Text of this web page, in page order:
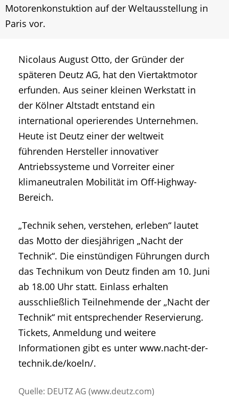
Motorenkonstuktion auf der Weltausstellung in
Paris vor.
Nicolaus August Otto, der Gründer der
späteren Deutz AG, hat den Viertaktmotor
erfunden. Aus seiner kleinen Werkstatt in
der Kölner Altstadt entstand ein
international operierendes Unternehmen.
Heute ist Deutz einer der weltweit
führenden Hersteller innovativer
Antriebssysteme und Vorreiter einer
klimaneutralen Mobilität im Off-Highway-
Bereich.
„Technik sehen, verstehen, erleben“ lautet
das Motto der diesjährigen „Nacht der
Technik“. Die einstündigen Führungen durch
das Technikum von Deutz finden am 10. Juni
ab 18.00 Uhr statt. Einlass erhalten
ausschließlich Teilnehmende der „Nacht der
Technik“ mit entsprechender Reservierung.
Tickets, Anmeldung und weitere
Informationen gibt es unter www.nacht-der-
technik.de/koeln/.
Quelle: DEUTZ AG (www.deutz.com)